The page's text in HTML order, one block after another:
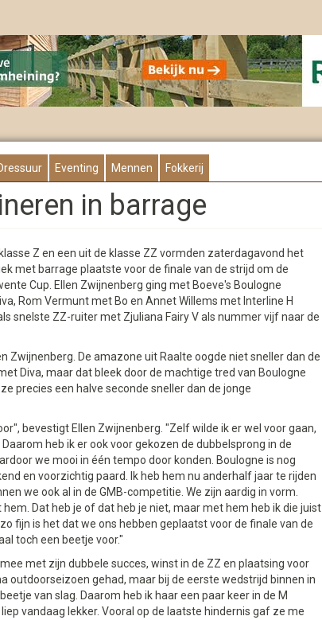
Eventing Mennen Fokkerij
in barrage
Z en een uit de klasse ZZ vormden zaterdagavond het
met barrage plaatste voor de finale van de strijd om de
Cup. Ellen Zwijnenberg ging met Boeve's Boulogne
Rom Vermunt met Bo en Annet Willems met Interline H
snelste ZZ-ruiter met Zjuliana Fairy V als nummer vijf naar de
Zwijnenberg. De amazone uit Raalte oogde niet sneller dan de
Diva, maar dat bleek door de machtige tred van Boulogne
precies een halve seconde sneller dan de jonge
bevestigt Ellen Zwijnenberg. "Zelf wilde ik er wel voor gaan,
heb ik er ook voor gekozen de dubbelsprong in de
we mooi in één tempo door konden. Boulogne is nog
en voorzichtig paard. Ik heb hem nu anderhalf jaar te rijden
we ook al in de GMB-competitie. We zijn aardig in vorm.
Dat heb je of dat heb je niet, maar met hem heb ik die juist
fijn is het dat we ons hebben geplaatst voor de finale van de
toch een beetje voor."
met zijn dubbele succes, winst in de ZZ en plaatsing voor
outdoorseizoen gehad, maar bij de eerste wedstrijd binnen in
van slag. Daarom heb ik haar een paar keer in de M
vandaag lekker. Vooral op de laatste hindernis gaf ze me